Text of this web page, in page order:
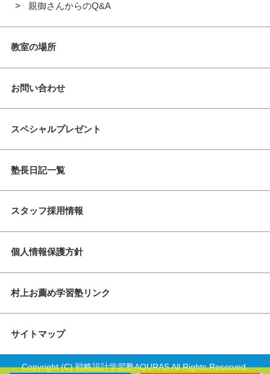
親御さんからのQ&A
教室の場所
お問い合わせ
スペシャルプレゼント
塾長日記一覧
スタッフ採用情報
個人情報保護方針
村上お薦め学習塾リンク
サイトマップ
Copyright (C) 戦略設計学習塾AQURAS All Rights Reserved.